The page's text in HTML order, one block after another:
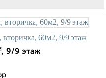
9/9 этаж